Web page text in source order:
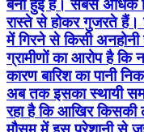
बनी हुई है। सबसे अधिक
रास्ते से होकर गुजरते हैं।
में गिरने से किसी
ग्रामीणों का आरोप है कि
कारण बारिश का पानी
अब तक इसका स्थायी
रहा है कि आखिर किसकी